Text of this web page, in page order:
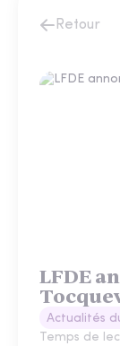
Retour
LFDE
Actualités
Temps de